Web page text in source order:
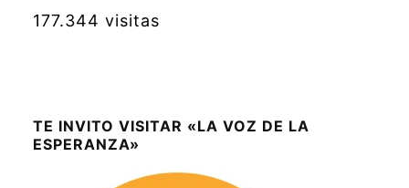
177.344 visitas
TE INVITO VISITAR «LA VOZ DE LA
ESPERANZA»